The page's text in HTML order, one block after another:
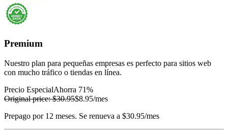
Premium
Nuestro plan para pequeñas empresas es perfecto para sitios web
con mucho tráfico o tiendas en línea.
Precio EspecialAhorra 71%
Original price:$30.95$8.95/mes
Prepago por 12 meses. Se renueva a $30.95/mes